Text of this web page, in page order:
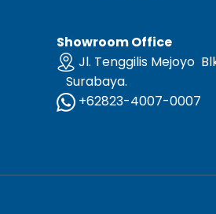
Showroom Office
Jl. Tenggilis Mejoyo
Surabaya.
+62823-4007-0007